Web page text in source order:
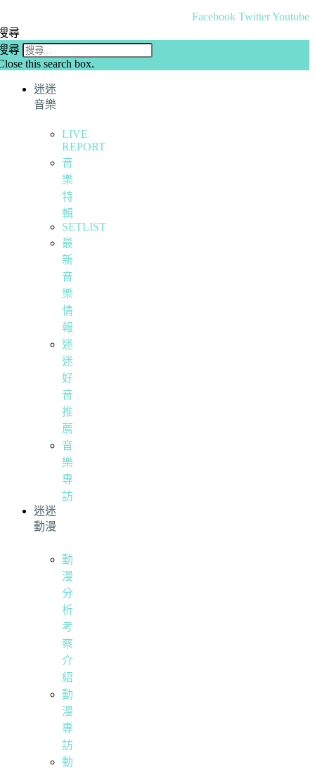
Facebook TwitterYoutube
尋
尋
this search box.
迷迷
音樂
LIVE
REPORT
音
樂
特
輯
SETLIST
最
新
音
樂
情
報
迷
迷
好
音
推
薦
音
樂
專
訪
迷迷
動漫
動
漫
分
析
考
察
介
紹
動
漫
專
訪
動